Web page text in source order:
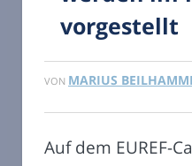
vorgestellt
VON MARIUS
Auf dem EUREF-